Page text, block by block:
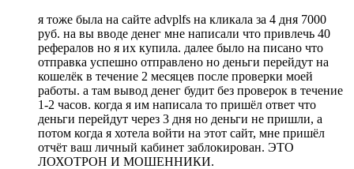
я тоже была на сайте advplfs на кликала за 4 дня 7000
руб. на вы вводе денег мне написали что привлечь 40
рефералов но я их купила. далее было на писано что
отправка успешно отправлено но деньги перейдут на
кошелёк в течение 2 месяцев после проверки моей
работы. а там вывод денег будит без проверок в течение
1-2 часов. когда я им написала то пришёл ответ что
деньги перейдут через 3 дня но деньги не пришли, а
потом когда я хотела войти на этот сайт, мне пришёл
отчёт ваш личный кабинет заблокирован. ЭТО
ЛОХОТРОН И МОШЕННИКИ.